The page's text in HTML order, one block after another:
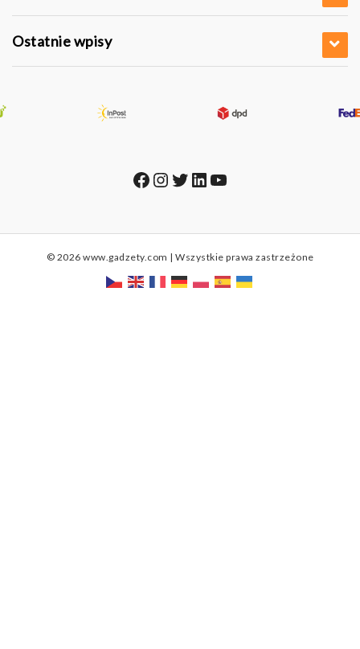
Ostatnie wpisy
Facebook
Instagram
Twitter
LinkedIn
YouTube
© 2026 www.gadzety.com | Wszystkie prawa zastrzeżone